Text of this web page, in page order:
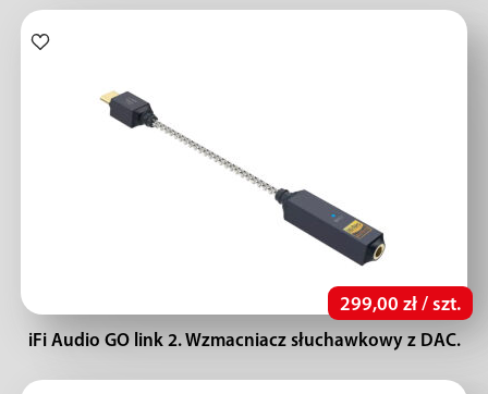
299,00 zł / szt.
iFi Audio GO link 2. Wzmacniacz słuchawkowy z DAC.